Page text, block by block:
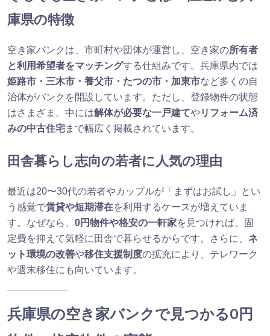
庫県の特徴
空き家バンクは、市町村や団体が運営し、空き家の所有者
と利用希望者をマッチングする仕組みです。兵庫県内では
姫路市・三木市・養父市・たつの市・加東市など多くの自
治体がバンクを開設しています。ただし、登録物件の状態
はさまざま。中には解体が必要な一戸建てやリフォーム済
みの中古住宅まで幅広く掲載されています。
田舎暮らし志向の若者に人気の理由
最近は20〜30代の若者やカップルが「まずはお試し」とい
う感覚で賃貸や短期滞在を利用するケースが増えていま
す。なぜなら、 0円物件や格安の一軒家を見つければ、固
定費を抑えて気軽に田舎で暮らせるからです。さらに、 ネ
ット環境の改善や移住支援制度の拡充により、テレワーク
や週末移住にも向いています。
兵庫県の空き家バンクで見つかる0円